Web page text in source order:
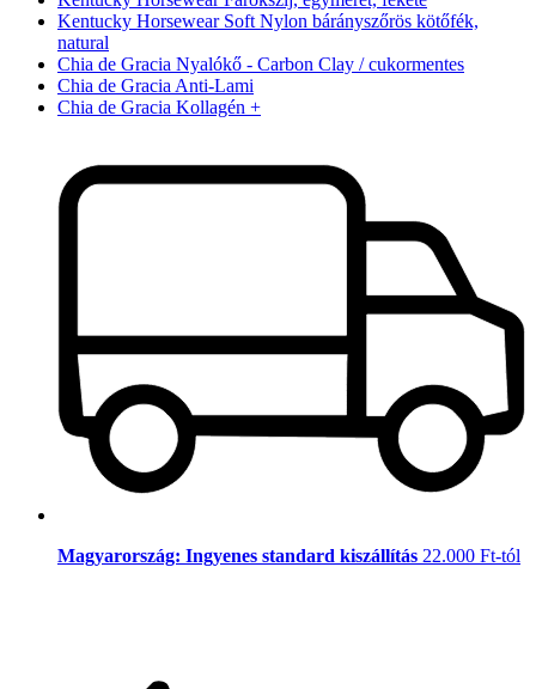
Kentucky Horsewear Soft Nylon bárányszőrös kötőfék,
natural
Chia de Gracia Nyalókő - Carbon Clay / cukormentes
Chia de Gracia Anti-Lami
Chia de Gracia Kollagén +
Magyarország: Ingyenes standard kiszállítás 22.000 Ft-tól